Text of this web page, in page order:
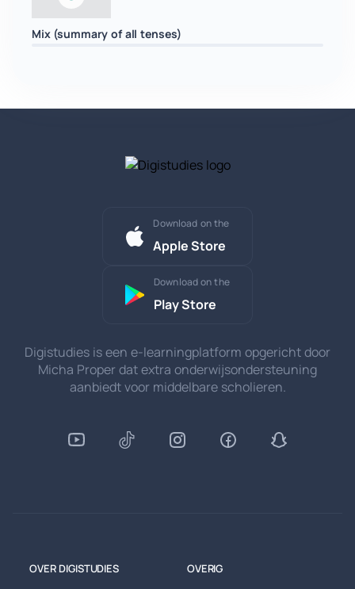
Mix (summary of all tenses)
Download on the
Apple Store
Download on the
Play Store
Digistudies is een e-learningplatform opgericht door
Micha Proper dat extra onderwijsondersteuning
aanbiedt voor middelbare scholieren.
OVER DIGISTUDIES OVERIG